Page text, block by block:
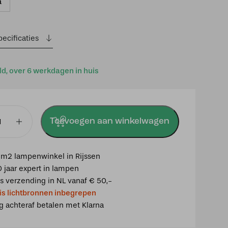
over 6 werkdagen in huis
Toevoegen aan winkelwagen
lampenwinkel in Rijssen
jaar expert in lampen
verzending in NL vanaf € 50,-
lichtbronnen inbegrepen
achteraf betalen met Klarna